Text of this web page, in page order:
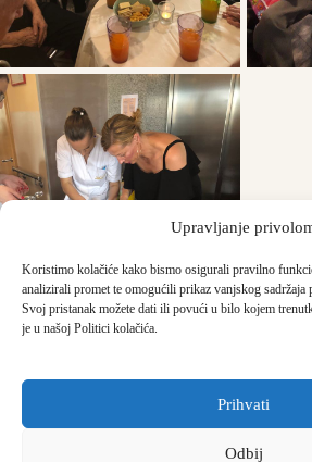
Upravljanje
Koristimo kolačiće kako bismo osigurali pravilno
analizirali promet te omogućili prikaz vanjskog sadržaja
Svoj pristanak možete dati ili povući u bilo kojem
je u našoj Politici kolačića.
Prihvati
Odbij